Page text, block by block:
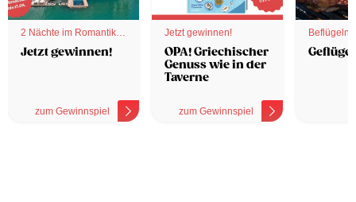
2 Nächte im Romantik
Hotel
Jetzt gewinnen!
zum Gewinnspiel
Jetzt gewinnen!
OPA! Griechischer
Genuss wie in der
Taverne
zum Gewinnspiel